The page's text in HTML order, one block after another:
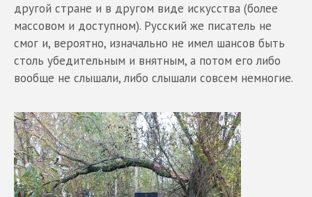
другой стране и в другом виде искусства (более
массовом и доступном). Русский же писатель не
смог и, вероятно, изначально не имел шансов быть
столь убедительным и внятным, а потом его либо
вообще не слышали, либо слышали совсем немногие.